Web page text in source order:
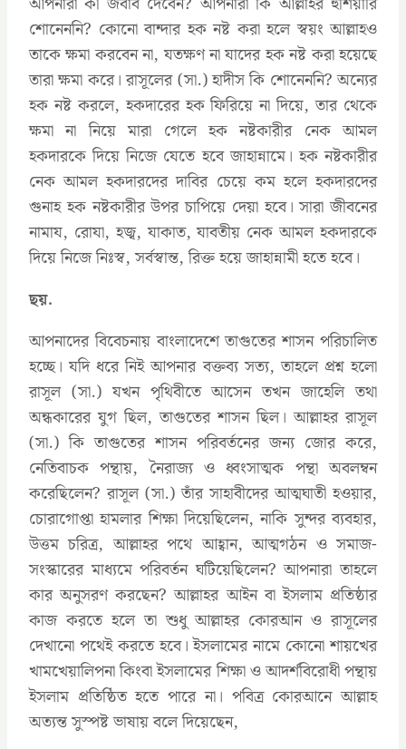
শোনেননি? কোনো বান্দার হক নষ্ট করা হলে স্বয়ং আল্লাহও
তাকে ক্ষমা করবেন না, যতক্ষণ না যাদের হক নষ্ট করা হয়েছে
তারা ক্ষমা করে। রাসূলের (সা.) হাদীস কি শোনেননি? অন্যের
হক নষ্ট করলে, হকদারের হক ফিরিয়ে না দিয়ে, তার থেকে
ক্ষমা না নিয়ে মারা গেলে হক নষ্টকারীর নেক আমল
হকদারকে দিয়ে নিজে যেতে হবে জাহান্নামে। হক নষ্টকারীর
নেক আমল হকদারদের দাবির চেয়ে কম হলে হকদারদের
গুনাহ হক নষ্টকারীর উপর চাপিয়ে দেয়া হবে। সারা জীবনের
নামায, রোযা, হজ্ব, যাকাত, যাবতীয় নেক আমল হকদারকে
দিয়ে নিজে নিঃস্ব, সর্বস্বান্ত, রিক্ত হয়ে জাহান্নামী হতে হবে।
ছয়.
আপনাদের বিবেচনায় বাংলাদেশে তাগুতের শাসন পরিচালিত
হচ্ছে। যদি ধরে নিই আপনার বক্তব্য সত্য, তাহলে প্রশ্ন হলো
রাসূল (সা.) যখন পৃথিবীতে আসেন তখন জাহেলি তথা
অন্ধকারের যুগ ছিল, তাগুতের শাসন ছিল। আল্লাহর রাসূল
(সা.) কি তাগুতের শাসন পরিবর্তনের জন্য জোর করে,
নেতিবাচক পন্থায়, নৈরাজ্য ও ধ্বংসাত্মক পন্থা অবলম্বন
করেছিলেন? রাসূল (সা.) তাঁর সাহাবীদের আত্মঘাতী হওয়ার,
চোরাগোপ্তা হামলার শিক্ষা দিয়েছিলেন, নাকি সুন্দর ব্যবহার,
উত্তম চরিত্র, আল্লাহর পথে আহ্বান, আত্মগঠন ও সমাজ-
সংস্কারের মাধ্যমে পরিবর্তন ঘটিয়েছিলেন? আপনারা তাহলে
কার অনুসরণ করছেন? আল্লাহর আইন বা ইসলাম প্রতিষ্ঠার
কাজ করতে হলে তা শুধু আল্লাহর কোরআন ও রাসূলের
দেখানো পথেই করতে হবে। ইসলামের নামে কোনো শায়খের
খামখেয়ালিপনা কিংবা ইসলামের শিক্ষা ও আদর্শবিরোধী পন্থায়
ইসলাম প্রতিষ্ঠিত হতে পারে না। পবিত্র কোরআনে আল্লাহ
অত্যন্ত সুস্পষ্ট ভাষায় বলে দিয়েছেন,